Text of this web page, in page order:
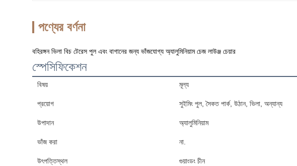
পণ্যের বর্ণনা
বহিরঙ্গন ভিলা বিচ টেরেস পুল এবং বাগানের জন্য ভাঁজযোগ্য অ্যালুমিনিয়াম চেজ লাউঞ্জ চেয়ার
স্পেসিফিকেশন
বিষয় মূল্য
প্রয়োগ সুইমিং পুল, সৈকত পার্ক, উঠান, ভিলা, অন্যান্য
উপাদান অ্যালুমিনিয়াম
ভাঁজ করা না.
উৎপত্তিস্থল গুয়াংডং চীন